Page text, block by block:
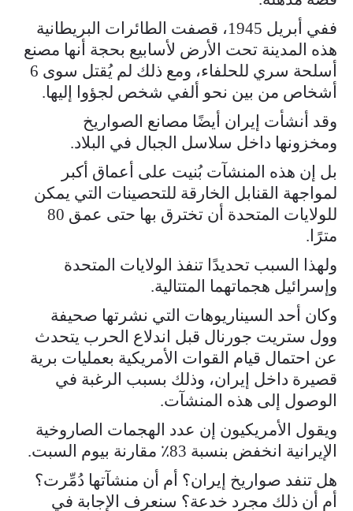
ففي أبريل 1945، قصفت الطائرات البريطانية
هذه المدينة تحت الأرض لأسابيع بحجة أنها مصنع
أسلحة سري للحلفاء، ومع ذلك لم يُقتل سوى 6
أشخاص من بين نحو ألفي شخص لجؤوا إليها.
وقد أنشأت إيران أيضًا مصانع الصواريخ
ومخزونها داخل سلاسل الجبال في البلاد.
بل إن هذه المنشآت بُنيت على أعماق أكبر
لمواجهة القنابل الخارقة للتحصينات التي يمكن
للولايات المتحدة أن تخترق بها حتى عمق 80
مترًا.
ولهذا السبب تحديدًا تنفذ الولايات المتحدة
وإسرائيل هجماتهما المتتالية.
وكان أحد السيناريوهات التي نشرتها صحيفة
وول ستريت جورنال قبل اندلاع الحرب يتحدث
عن احتمال قيام القوات الأمريكية بعمليات برية
قصيرة داخل إيران، وذلك بسبب الرغبة في
الوصول إلى هذه المنشآت.
ويقول الأمريكيون إن عدد الهجمات الصاروخية
الإيرانية انخفض بنسبة 83٪ مقارنة بيوم السبت.
هل تنفد صواريخ إيران؟ أم أن منشآتها دُمِّرت؟
أم أن ذلك مجرد خدعة؟ سنعرف الإجابة في